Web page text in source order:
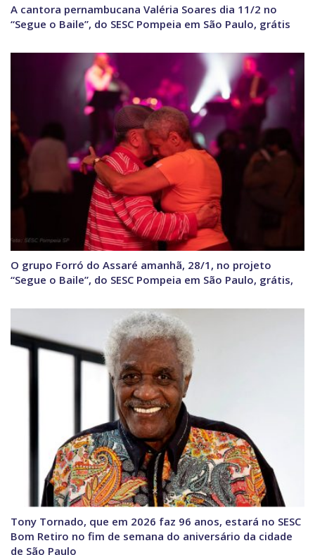
A cantora pernambucana Valéria Soares dia 11/2 no
“Segue o Baile”, do SESC Pompeia em São Paulo, grátis
O grupo Forró do Assaré amanhã, 28/1, no projeto
“Segue o Baile”, do SESC Pompeia em São Paulo, grátis,
Tony Tornado, que em 2026 faz 96 anos, estará no SESC
Bom Retiro no fim de semana do aniversário da cidade
de São Paulo